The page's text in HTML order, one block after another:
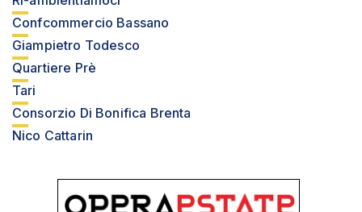
Confcommercio Bassano
Giampietro Todesco
Quartiere Prè
Tari
Consorzio Di Bonifica Brenta
Nico Cattarin